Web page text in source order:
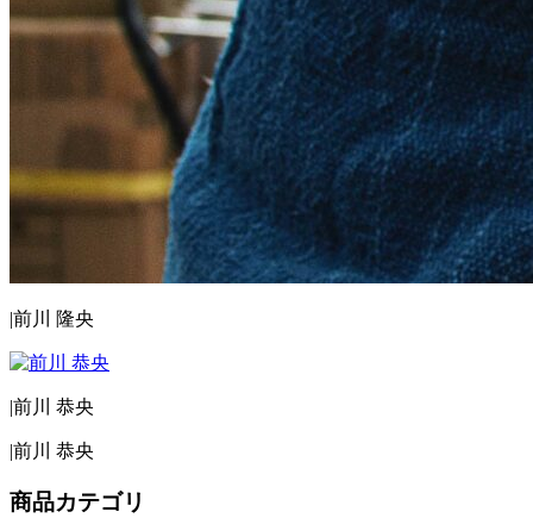
|前川 隆央
|前川 恭央
|前川 恭央
商品カテゴリ